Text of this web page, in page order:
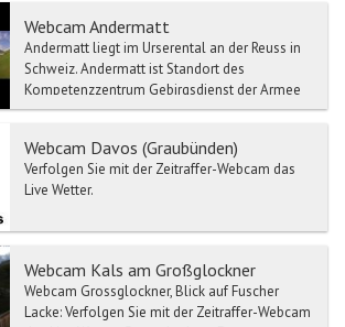
Webcam Andermatt
Andermatt liegt im Urserental an der Reuss in
Schweiz. Andermatt ist Standort des
Kompetenzzentrum Gebirgsdienst der Armee
der Schweizer Armee. Der...
Webcam Davos (Graubünden)
Verfolgen Sie mit der Zeitraffer-Webcam das
Live Wetter.
Webcam Kals am Großglockner
Webcam Grossglockner, Blick auf Fuscher
Lacke: Verfolgen Sie mit der Zeitraffer-Webcam